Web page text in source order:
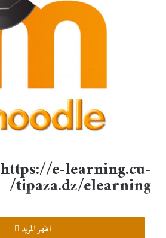
https://e-learning.cu-
tipaza.dz/elearning/
اظهر المزيد